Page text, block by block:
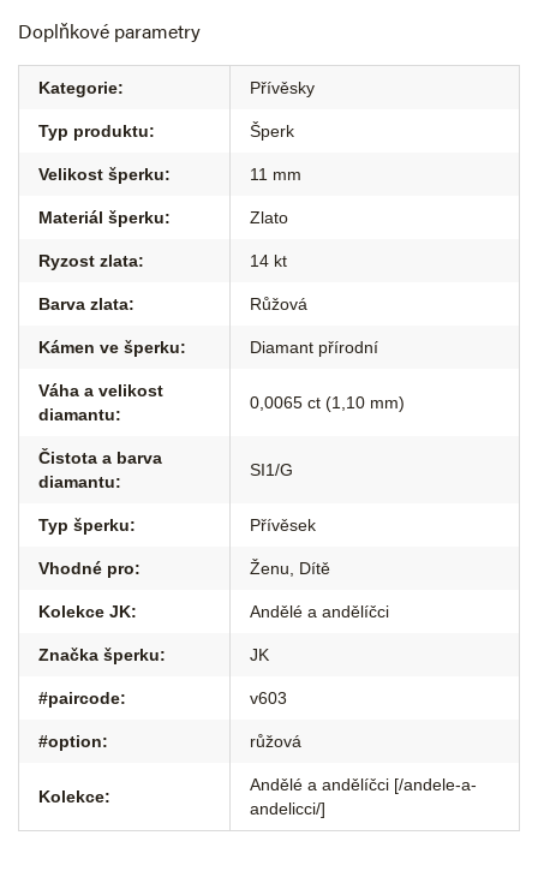
Doplňkové parametry
Kategorie: Přívěsky
Typ produktu: Šperk
Velikost šperku: 11 mm
Materiál šperku: Zlato
Ryzost zlata: 14 kt
Barva zlata: Růžová
Kámen ve šperku: Diamant přírodní
Váha a velikost
diamantu:
0,0065 ct (1,10 mm)
Čistota a barva
diamantu:
SI1/G
Typ šperku: Přívěsek
Vhodné pro: Ženu Dítě
Kolekce JK: Andělé a andělíčci
Značka šperku: JK
#paircode: v603
#option: růžová
Kolekce:
Andělé a andělíčci [/andele-a-
andelicci/]